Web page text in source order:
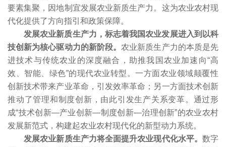
要素集聚，因地制宜发展农业新质生产力。这为农业农村现
代化提供了方向指引和政策保障。
发展农业新质生产力，标志着我国农业发展进入到以科
技创新为核心驱动力的新阶段。 农业新质生产力的本质是先
进技术与传统农业的深度融合，助推我国农业加速向“高
效、智能、绿色”的现代农业转型。一方面农业领域颠覆性
创新技术带来产业革命，引发效率革命；另一方面技术创新
推动了管理和制度创新，由此引发生产关系变革。通过形
成“技术创新—产业创新—制度创新—治理创新”的农业农村
发展新范式，构建起农业农村现代化的新型动力系统。
发展农业新质生产力将全面提升农业现代化水平。 数字